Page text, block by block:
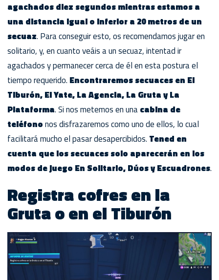
agachados diez segundos mientras estamos a
una distancia igual o inferior a 20 metros de un
secuaz. Para conseguir esto, os recomendamos jugar en
solitario, y, en cuanto veáis a un secuaz, intentad ir
agachados y permanecer cerca de él en esta postura el
tiempo requerido. Encontraremos secuaces en El
Tiburón, El Yate, La Agencia, La Gruta y La
Plataforma. Si nos metemos en unacabina de
teléfononos disfrazaremos como uno de ellos, lo cual
facilitará mucho el pasar desapercibidos. Tened en
cuenta que los secuaces solo aparecerán en los
modos de juego En Solitario, Dúos y Escuadrones.
Registra cofres en la
Gruta o en el Tiburón